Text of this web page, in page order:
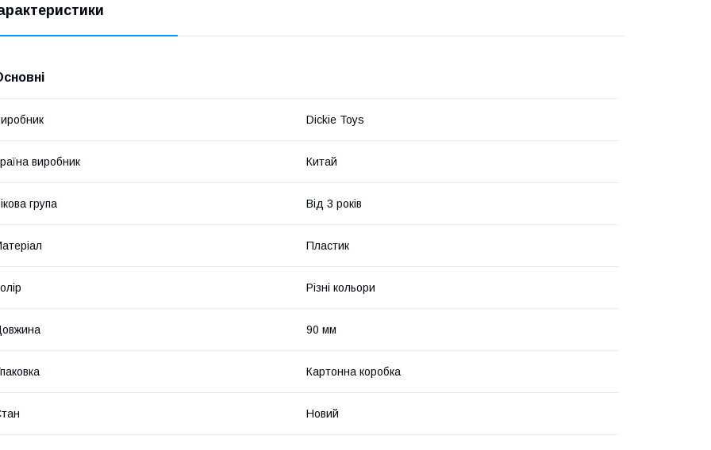
Dickie Toys
виробник Китай
група Від 3 років
Пластик
Різні кольори
90 мм
Картонна коробка
Новий